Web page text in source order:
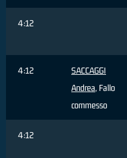
4:12
4:12
SACCAGGI
Andrea, Fallo
commesso
4:12